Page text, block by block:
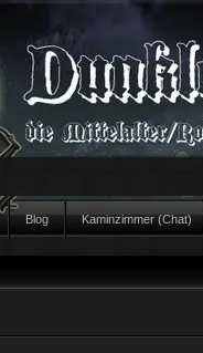
Blog Kaminzimmer (Chat)